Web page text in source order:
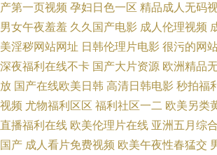
产第一页视频 孕妇日色一区 精品成人无码
男女午夜羞羞 久久国产电影 成人伦理视频
美淫秽网站网址 日韩伦理片电影 很污的网
深夜福利在线不卡 国产大片资源 欧洲精品
放 国产在线欧美日韩 高清日韩电影 秒拍福
视频 尤物福利区区 福利社区一二 欧美另类
直播福利在线 欧美伦理片在线 亚洲五月综
国产 成人看片免费视频 欧美午夜性春猛交